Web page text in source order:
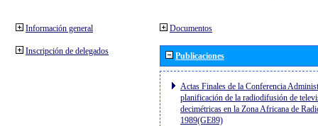
Información general
Inscripción de delegados
Documentos
Publicaciones
Actas Finales de la Conferencia
planificación de la radiodifusión de
decimétricas en la Zona Africana de
1989(GE89)